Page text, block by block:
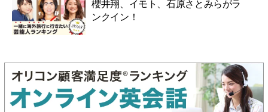
櫻井翔、イモト、石原さとみらがラ
ンクイン！